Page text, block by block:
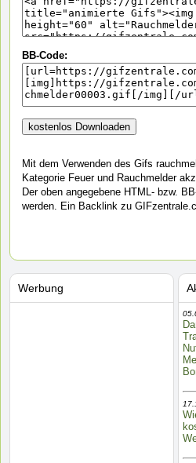
BB-Code:
Mit dem Verwenden des Gifs
Kategorie Feuer und Rauchmelder
Der oben angegebene HTML- bzw.
werden. Ein Backlink zu
Werbung